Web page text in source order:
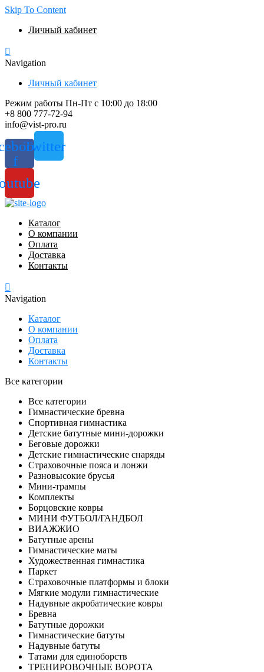
Skip To Content
Личный кабинет
Navigation
Личный кабинет
Режим работы Пн-Пт с 10:00 до 18:00
+8 800 777-72-94
info@vist-pro.ru
f
Twitter
Каталог
О компании
Оплата
Доставка
Контакты
Navigation
Каталог
О компании
Оплата
Доставка
Контакты
Все категории
Все категории
Гимнастические бревна
Спортивная гимнастика
Детские батутные мини-дорожки
Беговые дорожки
Детские гимнастические снаряды
Страховочные пояса и лонжи
Разновысокие брусья
Мини-трампы
Комплекты
Борцовские ковры
МИНИ ФУТБОЛ/ГАНДБОЛ
ВИАЖЖИО
Батутные арены
Гимнастические маты
Художественная гимнастика
Паркет
Страховочные платформы и блоки
Мягкие модули гимнастические
Надувные акробатические ковры
Бревна
Батутные дорожки
Гимнастические батуты
Надувные батуты
Татами для единоборств
ТРЕНИРОВОЧНЫЕ ВОРОТА